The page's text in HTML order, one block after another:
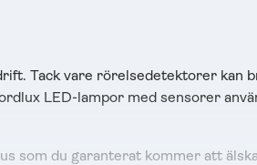
Tack vare rörelsedetektorer kan
LED-lampor med sensorer
som du garanterat kommer att